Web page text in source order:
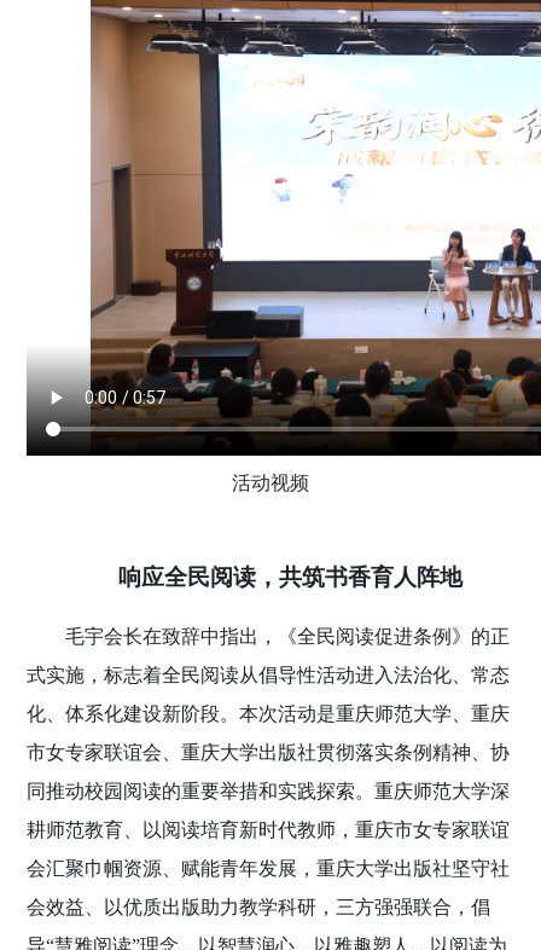
活动视频
响应全民阅读，共筑书香育人阵地
毛宇会长在致辞中指出，《全民阅读促进条例》的正
式实施，标志着全民阅读从倡导性活动进入法治化、常态
化、体系化建设新阶段。本次活动是重庆师范大学、重庆
市女专家联谊会、重庆大学出版社贯彻落实条例精神、协
同推动校园阅读的重要举措和实践探索。重庆师范大学深
耕师范教育、以阅读培育新时代教师，重庆市女专家联谊
会汇聚巾帼资源、赋能青年发展，重庆大学出版社坚守社
会效益、以优质出版助力教学科研，三方强强联合，倡